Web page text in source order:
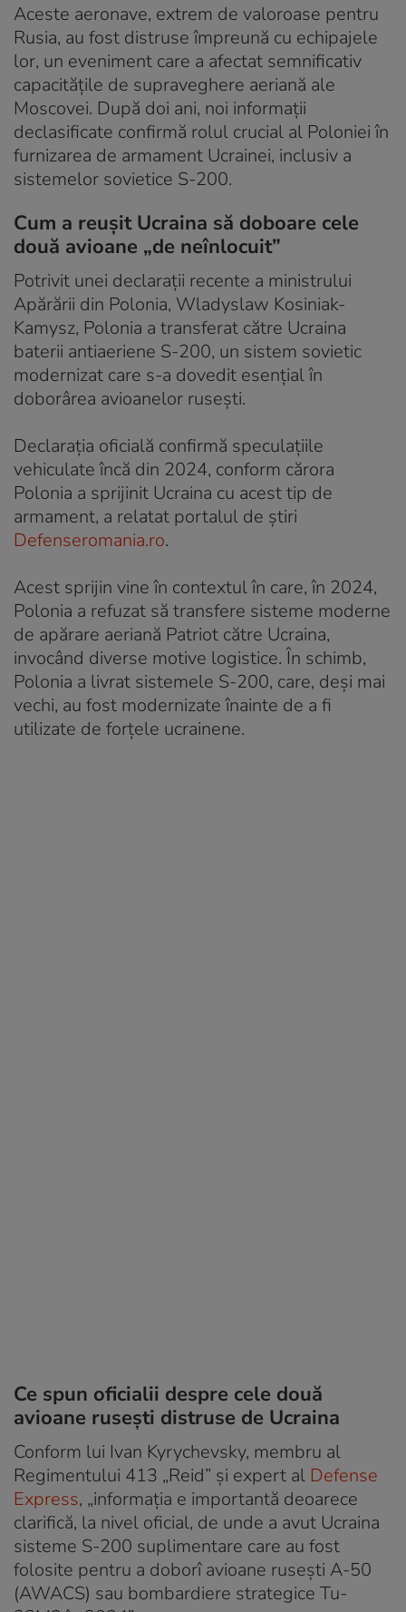
Aceste aeronave, extrem de valoroase pentru
Rusia, au fost distruse împreună cu echipajele
lor, un eveniment care a afectat semnificativ
capacitățile de supraveghere aeriană ale
Moscovei. După doi ani, noi informații
declasificate confirmă rolul crucial al Poloniei în
furnizarea de armament Ucrainei, inclusiv a
sistemelor sovietice S-200.
Cum a reușit Ucraina să doboare cele
două avioane „de neînlocuit”
Potrivit unei declarații recente a ministrului
Apărării din Polonia, Wladyslaw Kosiniak-
Kamysz, Polonia a transferat către Ucraina
baterii antiaeriene S-200, un sistem sovietic
modernizat care s-a dovedit esențial în
doborârea avioanelor rusești.
Declarația oficială confirmă speculațiile
vehiculate încă din 2024, conform cărora
Polonia a sprijinit Ucraina cu acest tip de
armament, a relatat portalul de știri
Defenseromania.ro.
Acest sprijin vine în contextul în care, în 2024,
Polonia a refuzat să transfere sisteme moderne
de apărare aeriană Patriot către Ucraina,
invocând diverse motive logistice. În schimb,
Polonia a livrat sistemele S-200, care, deși mai
vechi, au fost modernizate înainte de a fi
utilizate de forțele ucrainene.
Ce spun oficialii despre cele două
avioane rusești distruse de Ucraina
Conform lui Ivan Kyrychevsky, membru al
Regimentului 413 „Reid” și expert al Defense
Express, „informația e importantă deoarece
clarifică, la nivel oficial, de unde a avut Ucraina
sisteme S-200 suplimentare care au fost
folosite pentru a doborî avioane rusești A-50
(AWACS) sau bombardiere strategice Tu-